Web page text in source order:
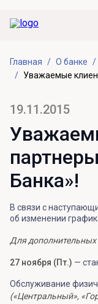
Главная О банке
Уважаемые
19.11.2015
Банка»!
В связи с
об изменении
Для
27 ноября (Пт.) —
Обслуживание
(«Центральный»,